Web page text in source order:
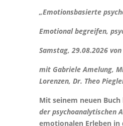
„Emotionsbasierte
Emotional begreifen,
Samstag, 29.08.2026
mit Gabriele Amelung,
Lorenzen, Dr. Theo
Mit seinem neuen
der psy­choanalytischen
emotionalen Erleben